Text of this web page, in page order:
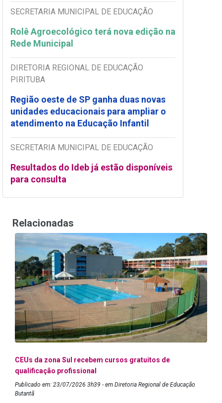
SECRETARIA MUNICIPAL DE EDUCAÇÃO
Rolê Agroecológico terá nova edição na
Rede Municipal
DIRETORIA REGIONAL DE EDUCAÇÃO
PIRITUBA
Região oeste de SP ganha duas novas
unidades educacionais para ampliar o
atendimento na Educação Infantil
SECRETARIA MUNICIPAL DE EDUCAÇÃO
Resultados do Ideb já estão disponíveis
para consulta
Relacionadas
CEUs da zona Sul recebem cursos gratuitos de
qualificação profissional
Publicado em: 23/07/2026 3h39 - em Diretoria Regional de Educação
Butantã